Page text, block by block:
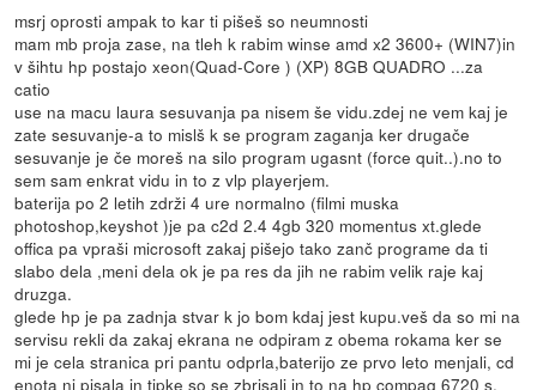
msrj oprosti ampak to kar ti pišeš so neumnosti
mam mb proja zase, na tleh k rabim winse amd x2 3600+ (WIN7)in
v šihtu hp postajo xeon(Quad-Core ) (XP) 8GB QUADRO ...za
catio
use na macu laura sesuvanja pa nisem še vidu.zdej ne vem kaj je
zate sesuvanje-a to mislš k se program zaganja ker drugače
sesuvanje je če moreš na silo program ugasnt (force quit..).no to
sem sam enkrat vidu in to z vlp playerjem.
baterija po 2 letih zdrži 4 ure normalno (filmi muska
photoshop,keyshot )je pa c2d 2.4 4gb 320 momentus xt.glede
offica pa vpraši microsoft zakaj pišejo tako zanč programe da ti
slabo dela ,meni dela ok je pa res da jih ne rabim velik raje kaj
druzga.
glede hp je pa zadnja stvar k jo bom kdaj jest kupu.veš da so mi na
servisu rekli da zakaj ekrana ne odpiram z obema rokama ker se
mi je cela stranica pri pantu odprla,baterijo ze prvo leto menjali, cd
enota ni pisala in tipke so se zbrisali in to na hp compaq 6720 s.